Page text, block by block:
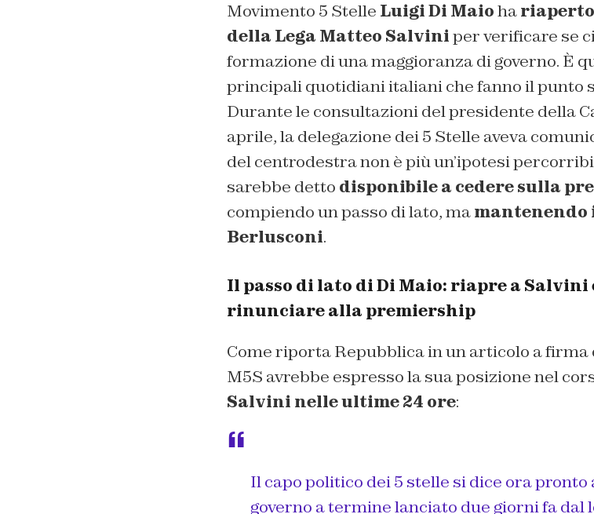
Movimento 5 Stelle Luigi Di Maioha
della Lega Matteo Salviniper verificare se
formazione di una maggioranza di governo. È
principali quotidiani italiani che fanno il punto
Durante le consultazioni del presidente della
aprile, la delegazione dei 5 Stelle aveva
del centrodestra non è più un’ipotesi
sarebbe detto disponibile a cedere sulla
compiendo un passo di lato, mamantenendo
Berlusconi.
Il passo di lato di Di Maio: riapre a Salvini
rinunciare alla premiership
Come riporta Repubblica in un articolo a
M5S avrebbe espresso la sua posizione nel
Salvini nelle ultime 24 ore:
Il capo politico dei 5 stelle si dice ora pronto
governo a termine lanciato due giorni fa dal